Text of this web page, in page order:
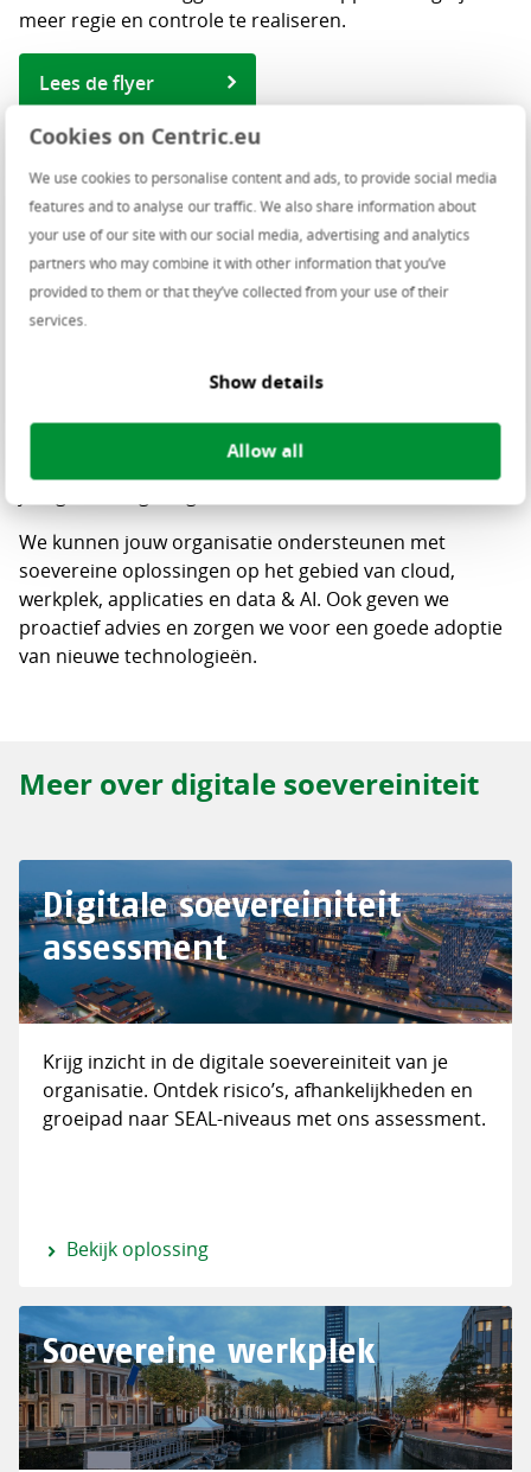
Cookies on Centric.eu
We use cookies to personalise content and ads, to provide social media
features and to analyse our traffic. We also share information about
your use of our site with our social media, advertising and analytics
partners who may combine it with other information that you’ve
provided to them or that they’ve collected from your use of their
services.
Show details
Allow all
meer regie en controle te realiseren.
Lees de flyer
Centric neemt het voortouw in
digitale soevereiniteit
ecosysteem voor autonome en soevereine digitale
partijen, waaronder Uniserver en Nextcloud. Samen
zorgen we ervoor dat jij maximale controle houdt over
We kunnen jouw organisatie ondersteunen met
soevereine oplossingen op het gebied van cloud,
werkplek, applicaties en data & AI. Ook geven we
proactief advies en zorgen we voor een goede adoptie
van nieuwe technologieën.
Meer over digitale soevereiniteit
Digitale soevereiniteit
assessment
Krijg inzicht in de digitale soevereiniteit van je
organisatie. Ontdek risico’s, afhankelijkheden en
groeipad naar SEAL-niveaus met ons assessment.
Bekijk oplossing
Soevereine werkplek